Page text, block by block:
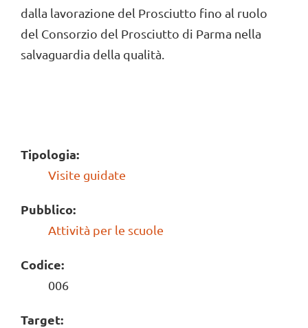
dalla lavorazione del Prosciutto fino al ruolo
del Consorzio del Prosciutto di Parma nella
salvaguardia della qualità.
Tipologia:
Visite guidate
Pubblico:
Attività per le scuole
Codice:
006
Target: